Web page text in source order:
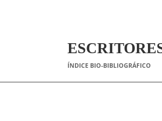
ÍNDICE BIO-BIBLIOGRÁFICO